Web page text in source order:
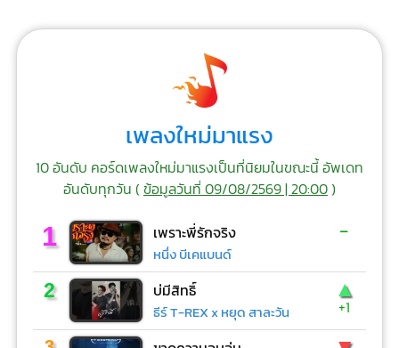
เพลงใหม่มาแรง
10 อันดับ คอร์ดเพลงใหม่มาแรงเป็นที่นิยมในขณะนี้ อัพเดท
อันดับทุกวัน (ข้อมูลวันที่ 09/08/2569 | 20:00)
1 เพราะพี่รักจริง
หนึ่ง บีเคแบนด์
-
2 บ่มีสิทธิ์
ธีร์ T-REX x หยุด สาละวัน
▲
+1